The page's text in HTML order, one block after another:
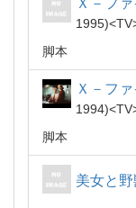
Ｘ－フ
1995
TV
脚本
Ｘ－フ
1994
TV
脚本
美女と野